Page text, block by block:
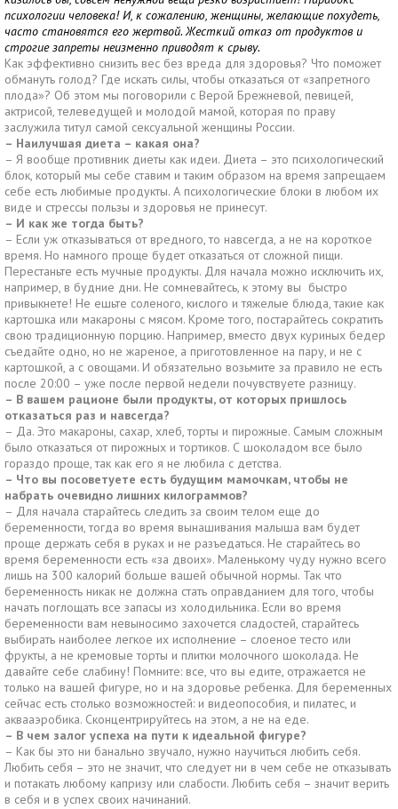
психологии человека! И, к сожалению, женщины, желающие похудеть,
часто становятся его жертвой. Жесткий отказ от продуктов и
строгие запреты неизменно приводят к срыву.
Как эффективно снизить вес без вреда для здоровья? Что поможет
обмануть голод? Где искать силы, чтобы отказаться от «запретного
плода»? Об этом мы поговорили с Верой Брежневой, певицей,
актрисой, телеведущей и молодой мамой, которая по праву
заслужила титул самой сексуальной женщины России.
– Наилучшая диета – какая она?
– Я вообще противник диеты как идеи. Диета – это психологический
блок, который мы себе ставим и таким образом на время запрещаем
себе есть любимые продукты. А психологические блоки в любом их
виде и стрессы пользы и здоровья не принесут.
– И как же тогда быть?
– Если уж отказываться от вредного, то навсегда, а не на короткое
время. Но намного проще будет отказаться от сложной пищи.
Перестаньте есть мучные продукты. Для начала можно исключить их,
например, в будние дни. Не сомневайтесь, к этому вы быстро
привыкнете! Не ешьте соленого, кислого и тяжелые блюда, такие как
картошка или макароны с мясом. Кроме того, постарайтесь сократить
свою традиционную порцию. Например, вместо двух куриных бедер
съедайте одно, но не жареное, а приготовленное на пару, и не с
картошкой, а с овощами. И обязательно возьмите за правило не есть
после 20:00 – уже после первой недели почувствуете разницу.
– В вашем рационе были продукты, от которых пришлось
отказаться раз и навсегда?
– Да. Это макароны, сахар, хлеб, торты и пирожные. Самым сложным
было отказаться от пирожных и тортиков. С шоколадом все было
гораздо проще, так как его я не любила с детства.
– Что вы посоветуете есть будущим мамочкам, чтобы не
набрать очевидно лишних килограммов?
– Для начала старайтесь следить за своим телом еще до
беременности, тогда во время вынашивания малыша вам будет
проще держать себя в руках и не разъедаться. Не старайтесь во
время беременности есть «за двоих». Маленькому чуду нужно всего
лишь на 300 калорий больше вашей обычной нормы. Так что
беременность никак не должна стать оправданием для того, чтобы
начать поглощать все запасы из холодильника. Если во время
беременности вам невыносимо захочется сладостей, старайтесь
выбирать наиболее легкое их исполнение – слоеное тесто или
фрукты, а не кремовые торты и плитки молочного шоколада. Не
давайте себе слабину! Помните: все, что вы едите, отражается не
только на вашей фигуре, но и на здоровье ребенка. Для беременных
сейчас есть столько возможностей: и видеопособия, и пилатес, и
аквааэробика. Сконцентрируйтесь на этом, а не на еде.
– В чем залог успеха на пути к идеальной фигуре?
– Как бы это ни банально звучало, нужно научиться любить себя.
Любить себя – это не значит, что следует ни в чем себе не отказывать
и потакать любому капризу или слабости. Любить себя – значит верить
в себя и в успех своих начинаний.